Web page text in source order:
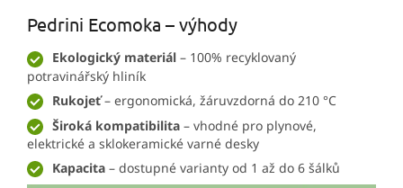
Pedrini Ecomoka – výhody
Ekologický materiál – 100% recyklovaný
potravinářský hliník
Rukojeť– ergonomická, žáruvzdorná do 210 °C
Široká kompatibilita – vhodné pro plynové,
elektrické a sklokeramické varné desky
Kapacita – dostupné varianty od 1 až do 6 šálků